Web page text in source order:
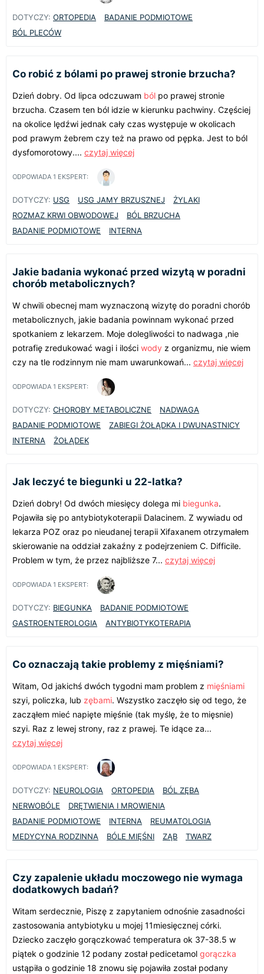
DOTYCZY: ORTOPEDIA
BADANIE PODMIOTOWE
BÓL PLECÓW
Co robić z bólami po prawej stronie brzucha?
Dzień dobry. Od lipca odczuwam ból po prawej stronie
brzucha. Czasem ten ból idzie w kierunku pachwiny. Częściej
na okolice lędźwi jednak cały czas występuje w okolicach
pod prawym żebrem czy też na prawo od pępka. Jest to ból
dysfomorotowy.... czytaj więcej
ODPOWIADA 1 EKSPERT:
DOTYCZY: USG USG JAMY BRZUSZNEJ
ŻYLAKI
ROZMAZ KRWI OBWODOWEJ
BÓL BRZUCHA
BADANIE PODMIOTOWE
INTERNA
Jakie badania wykonać przed wizytą w poradni
chorób metabolicznych?
W chwili obecnej mam wyznaczoną wizytę do poradni chorób
metabolicznych, jakie badania powinnam wykonać przed
spotkaniem z lekarzem. Moje dolegliwości to nadwaga ,nie
potrafię zredukować wagi i ilości wody z organizmu, nie wiem
czy na tle rodzinnym nie mam uwarunkowań... czytaj więcej
ODPOWIADA 1 EKSPERT:
DOTYCZY: CHOROBY METABOLICZNE
NADWAGA
BADANIE PODMIOTOWE
ZABIEGI ŻOŁĄDKA I DWUNASTNICY
INTERNA
ŻOŁĄDEK
Jak leczyć te biegunki u 22-latka?
Dzień dobry! Od dwóch miesięcy dolega mi biegunka.
Pojawiła się po antybiotykoterapii Dalacinem. Z wywiadu od
lekarza POZ oraz po nieudanej terapii Xifaxanem otrzymałem
skierowanie na oddział zakaźny z podejrzeniem C. Difficile.
Problem w tym, że przez najbliższe 7... czytaj więcej
ODPOWIADA 1 EKSPERT:
DOTYCZY: BIEGUNKA
BADANIE PODMIOTOWE
GASTROENTEROLOGIA
ANTYBIOTYKOTERAPIA
Co oznaczają takie problemy z mięśniami?
Witam, Od jakichś dwóch tygodni mam problem z mięśniami
szyi, policzka, lub zębami. Wszystko zaczęło się od tego, że
zacząłem mieć napięte mięśnie (tak myślę, że to mięsnie)
szyi. Raz z lewej strony, raz z prawej. Te idące za...
czytaj więcej
ODPOWIADA 1 EKSPERT:
DOTYCZY: NEUROLOGIA ORTOPEDIA
BÓL ZĘBA
NERWOBÓLE
DRĘTWIENIA I MROWIENIA
BADANIE PODMIOTOWE
INTERNA
REUMATOLOGIA
MEDYCYNA RODZINNA
BÓLE MIĘŚNI ZĄB TWARZ
Czy zapalenie układu moczowego nie wymaga
dodatkowych badań?
Witam serdecznie, Piszę z zapytaniem odnośnie zasadności
zastosowania antybiotyku u mojej 11miesięcznej córki.
Dziecko zaczęło gorączkować temperatura ok 37-38.5 w
piątek o godzinie 12 podany został pedicetamol gorączka
ustąpiła o godzinie 18 znowu się pojawiła został podany